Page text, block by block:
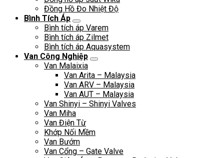
Đồng Hồ Đo Nhiệt Độ
Bình Tích Áp
Bình tích áp Varem
Bình tích áp Zilmet
Bình tích áp Aquasystem
Van Công Nghiệp
Van Malaixia
Van Arita – Malaysia
Van ARV – Malaysia
Van AUT – Malaysia
Van Shinyi – Shinyi Valves
Van Miha
Van Điện Từ
Khớp Nối Mềm
Van Bướm
Van Cổng – Gate Valve